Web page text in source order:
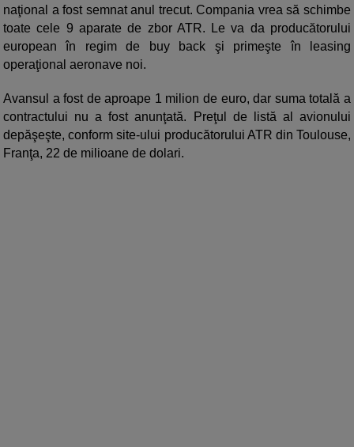
naţional a fost semnat anul trecut. Compania vrea să schimbe
toate cele 9 aparate de zbor ATR. Le va da producătorului
european în regim de buy back şi primeşte în leasing
operaţional aeronave noi.
Avansul a fost de aproape 1 milion de euro, dar suma totală a
contractului nu a fost anunţată. Preţul de listă al avionului
depăşeşte, conform site-ului producătorului ATR din Toulouse,
Franţa, 22 de milioane de dolari.